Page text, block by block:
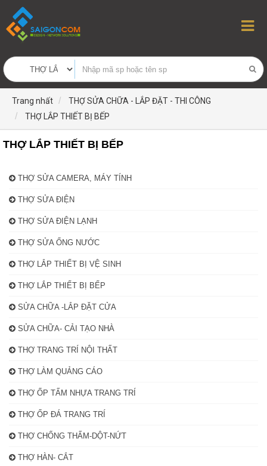
Trang nhất
THỢ SỬA CHỮA - LẮP ĐẶT - THI CÔNG
THỢ LẮP THIẾT BỊ BẾP
THỢ LẮP THIẾT BỊ BẾP
THỢ SỬA CAMERA, MÁY TÍNH
THỢ SỬA ĐIỆN
THỢ SỬA ĐIỆN LẠNH
THỢ SỬA ỐNG NƯỚC
THỢ LẮP THIẾT BỊ VỆ SINH
THỢ LẮP THIẾT BỊ BẾP
SỬA CHỮA -LẮP ĐẶT CỬA
SỬA CHỮA- CẢI TẠO NHÀ
THỢ TRANG TRÍ NỘI THẤT
THỢ LÀM QUẢNG CÁO
THỢ ỐP TẤM NHỰA TRANG TRÍ
THỢ ỐP ĐÁ TRANG TRÍ
THỢ CHỐNG THẤM-DỘT-NỨT
THỢ HÀN- CẮT